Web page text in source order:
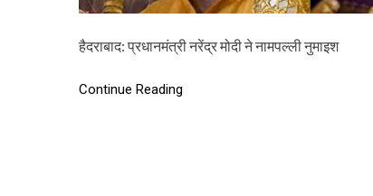
हैदराबाद: प्रधानमंत्री नरेंद्र मोदी ने नामपल्ली नुमाइश
Continue Reading